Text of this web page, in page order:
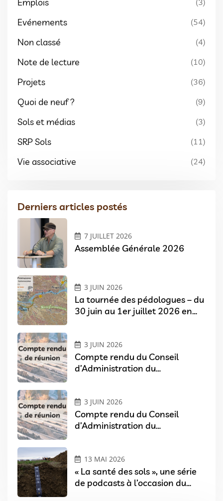
Evénements (54)
Non classé (4)
Note de lecture (10)
Projets (36)
Quoi de neuf ? (9)
Sols et médias (3)
SRP Sols (11)
Vie associative (24)
Derniers articles postés
7 JUILLET 2026
Assemblée Générale 2026
3 JUIN 2026
La tournée des pédologues – du
30 juin au 1er juillet 2026 en
3 JUIN 2026
Compte rendu du Conseil
d’Administration du
3 JUIN 2026
Compte rendu du Conseil
d’Administration du
13 MAI 2026
« La santé des sols », une série
de podcasts à l’occasion du